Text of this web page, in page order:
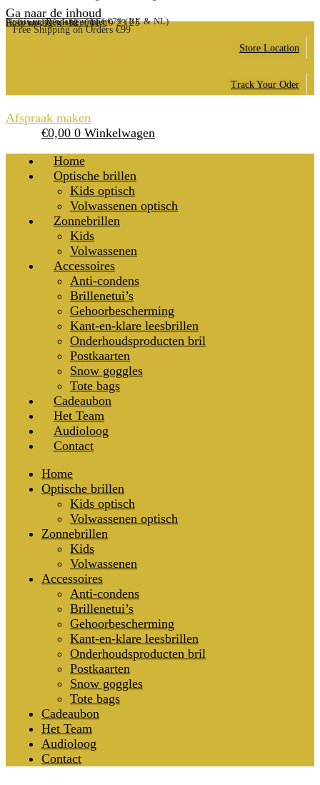
Ga naar de inhoud
Gratis verzending vanaf €79 (BE & NL)
Account, Registreer hier
Hulp nodig? (+32) 011/19 23 25
Free Shipping on Orders €99
Store Location
Track Your Oder
Afspraak maken
€0,00 0 Winkelwagen
Home
Optische brillen
Kids optisch
Volwassenen optisch
Zonnebrillen
Kids
Volwassenen
Accessoires
Anti-condens
Brillenetui’s
Gehoorbescherming
Kant-en-klare leesbrillen
Onderhoudsproducten bril
Postkaarten
Snow goggles
Tote bags
Cadeaubon
Het Team
Audioloog
Contact
Home
Optische brillen
Kids optisch
Volwassenen optisch
Zonnebrillen
Kids
Volwassenen
Accessoires
Anti-condens
Brillenetui’s
Gehoorbescherming
Kant-en-klare leesbrillen
Onderhoudsproducten bril
Postkaarten
Snow goggles
Tote bags
Cadeaubon
Het Team
Audioloog
Contact